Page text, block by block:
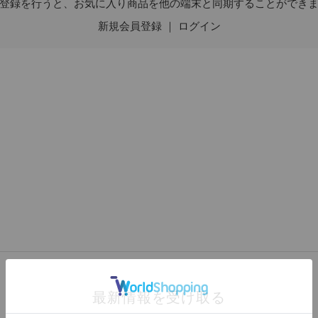
録を行うと、お気に入り商品を他の端末と同期することができ
新規会員登録｜ ログイン
最新情報を受け取る